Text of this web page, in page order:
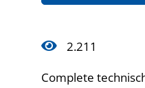
2.211
Complete